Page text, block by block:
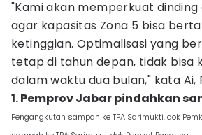
"Kami akan memperkuat
agar kapasitas Zona 5 bisa
ketinggian. Optimalisasi yang
tetap di tahun depan, tidak bisa
dalam waktu dua bulan," kata Ai,
1. Pemprov Jabar pindahkan
Pengangkutan sampah ke TPA Sarimukti. dok